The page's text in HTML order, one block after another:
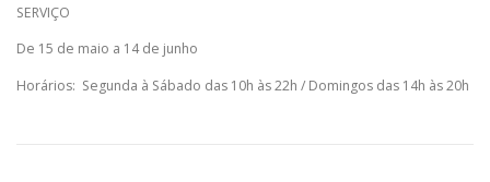
SERVIÇO
De 15 de maio a 14 de junho
Horários: Segunda à Sábado das 10h às 22h / Domingos das 14h às 20h